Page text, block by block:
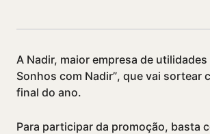
A Nadir, maior empresa de
Sonhos com Nadir”, que vai
final do ano.
Para participar da promoção, basta